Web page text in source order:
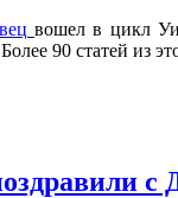
вошел в цикл
90 статей из
с